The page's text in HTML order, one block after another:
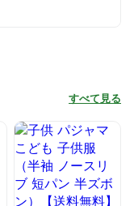
すべて見る